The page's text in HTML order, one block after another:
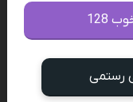
128
رستمی